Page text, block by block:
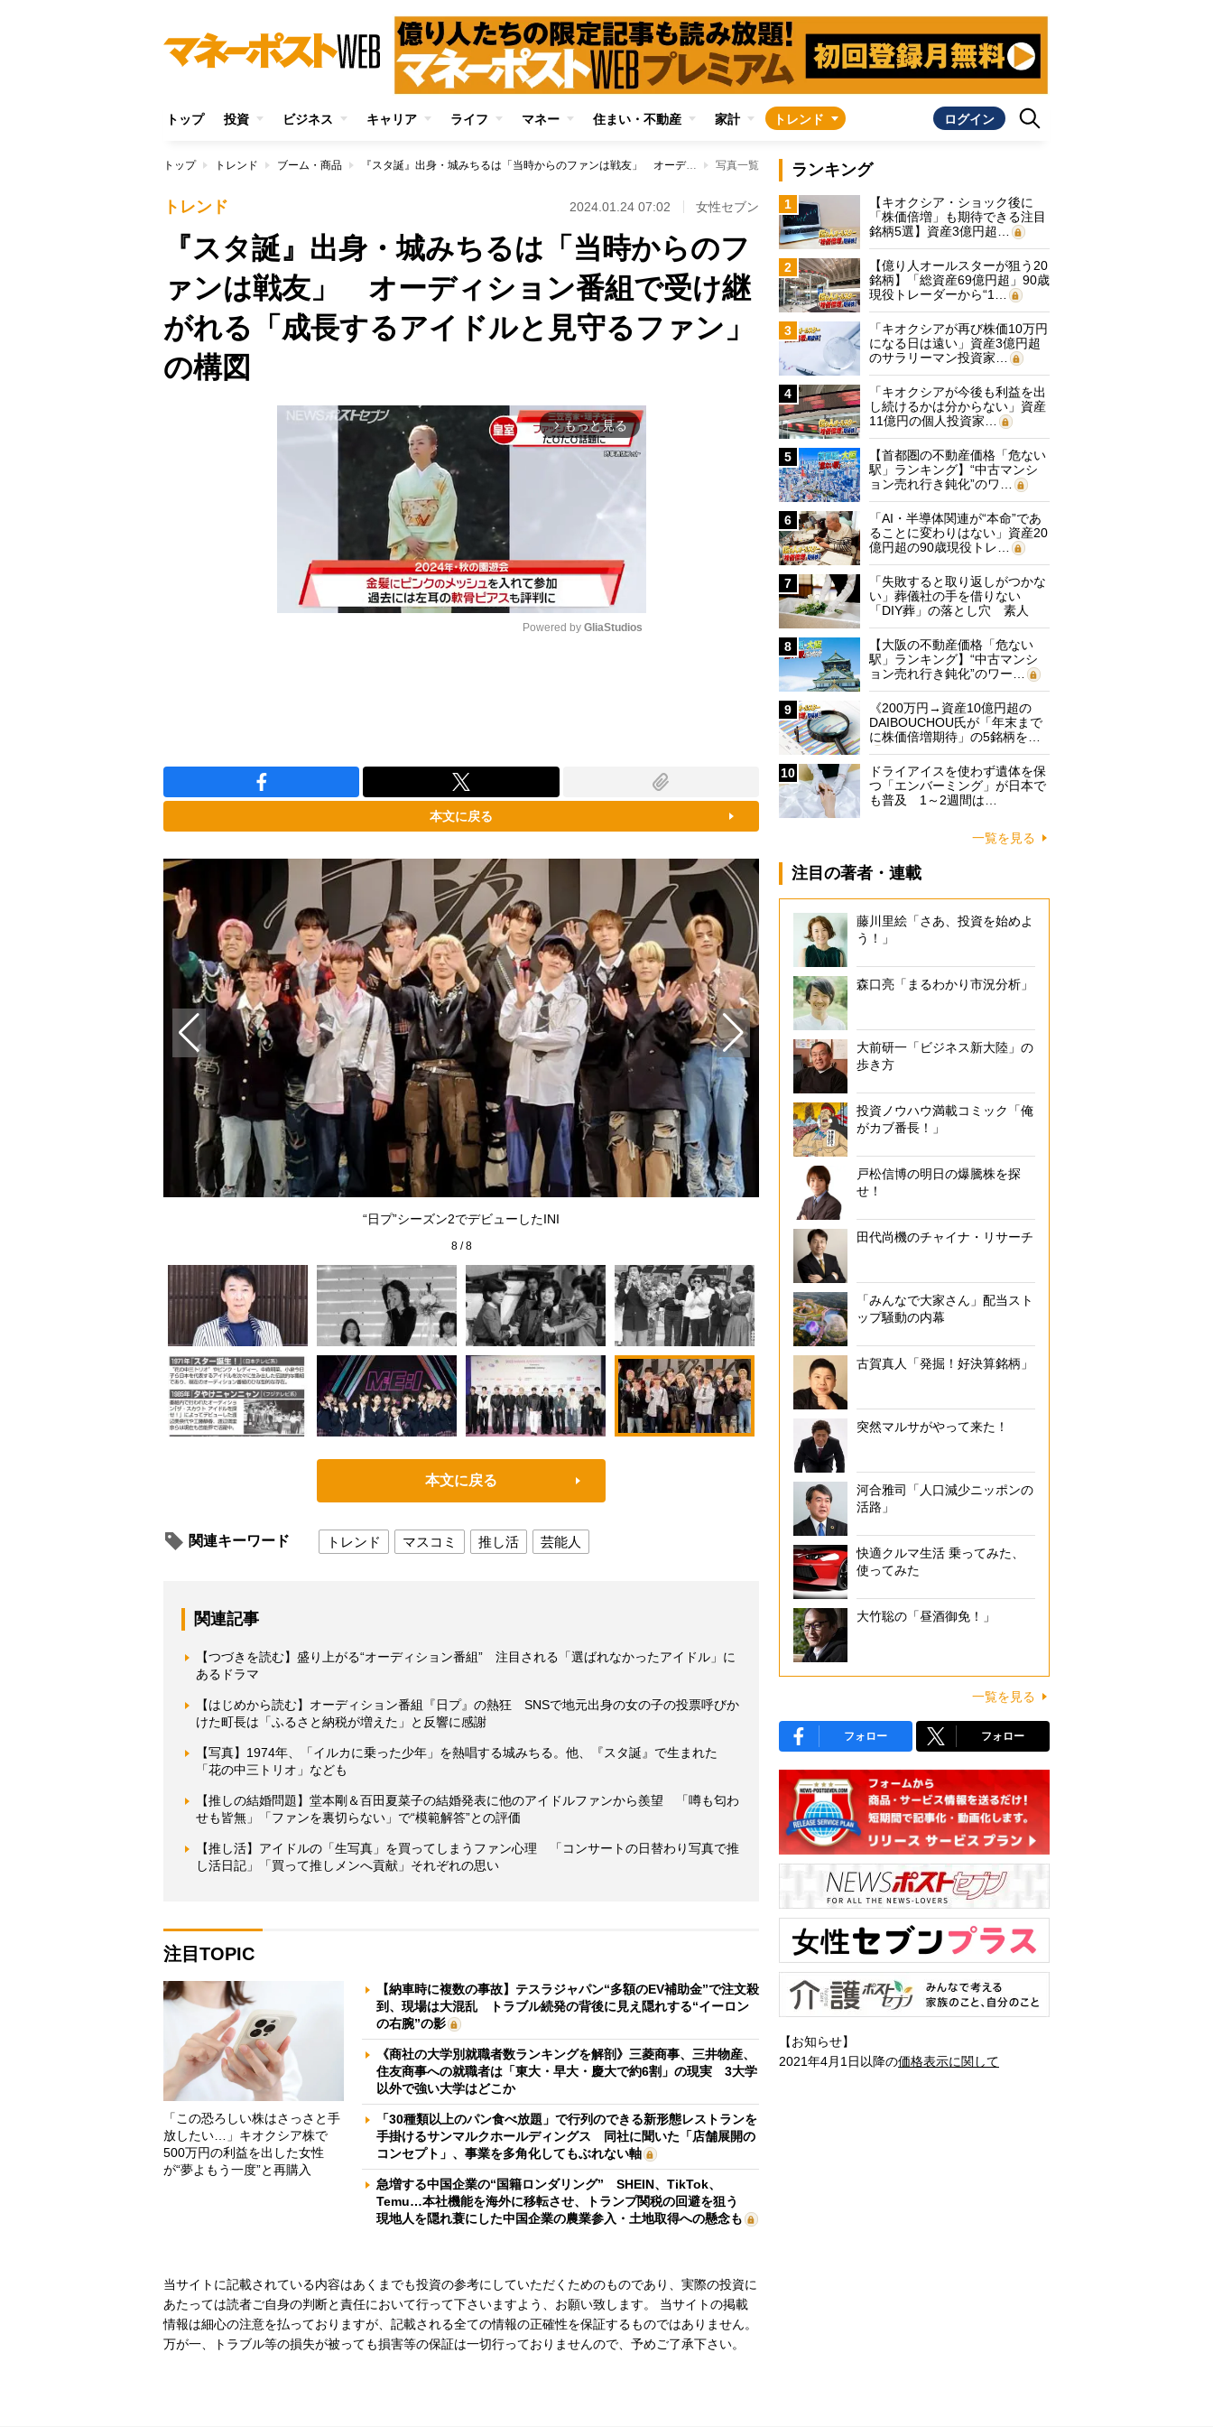
トップ 投資 ビジネス キャリア ライフ マネー 住まい・不動産 家計 トレンド ログイン
トップ トレンド ブーム・商品 『スタ誕』出身・城みちるは「当時からのファンは戦友」 オーディション番組で受け継がれる「成長するアイドルと見守るファン」の構図 写真一覧
トレンド 2024.01.24 07:02 女性セブン
『スタ誕』出身・城みちるは「当時からのフ
ァンは戦友」 オーディション番組で受け継
がれる「成長するアイドルと見守るファン」
の構図
arrow_forward_ios もっと見る
Powered by GliaStudios
本文に戻る
“日プ”シーズン2でデビューしたINI
8/8
本文に戻る
関連キーワード トレンド マスコミ 推し活 芸能人
関連記事
【つづきを読む】盛り上がる“オーディション番組” 注目される「選ばれなかったアイドル」に
あるドラマ
【はじめから読む】オーディション番組『日プ』の熱狂 SNSで地元出身の女の子の投票呼びか
けた町長は「ふるさと納税が増えた」と反響に感謝
【写真】1974年、「イルカに乗った少年」を熱唱する城みちる。他、『スタ誕』で生まれた
「花の中三トリオ」なども
【推しの結婚問題】堂本剛＆百田夏菜子の結婚発表に他のアイドルファンから羨望 「噂も匂わ
せも皆無」「ファンを裏切らない」で“模範解答”との評価
【推し活】アイドルの「生写真」を買ってしまうファン心理 「コンサートの日替わり写真で推
し活日記」「買って推しメンへ貢献」それぞれの思い
注目TOPIC
「この恐ろしい株はさっさと手
放したい…」キオクシア株で
500万円の利益を出した女性
が“夢よもう一度”と再購入
【納車時に複数の事故】テスラジャパン“多額のEV補助金”で注文殺
到、現場は大混乱 トラブル続発の背後に見え隠れする“イーロン
の右腕”の影
《商社の大学別就職者数ランキングを解剖》三菱商事、三井物産、
住友商事への就職者は「東大・早大・慶大で約6割」の現実 3大学
以外で強い大学はどこか
「30種類以上のパン食べ放題」で行列のできる新形態レストランを
手掛けるサンマルクホールディングス 同社に聞いた「店舗展開の
コンセプト」、事業を多角化してもぶれない軸
急増する中国企業の“国籍ロンダリング” SHEIN、TikTok、
Temu…本社機能を海外に移転させ、トランプ関税の回避を狙う
現地人を隠れ蓑にした中国企業の農業参入・土地取得への懸念も
当サイトに記載されている内容はあくまでも投資の参考にしていただくためのものであり、実際の投資に
あたっては読者ご自身の判断と責任において行って下さいますよう、お願い致します。 当サイトの掲載
情報は細心の注意を払っておりますが、記載される全ての情報の正確性を保証するものではありません。
万が一、トラブル等の損失が被っても損害等の保証は一切行っておりませんので、予めご了承下さい。
ランキング
1
【キオクシア・ショック後に
「株価倍増」も期待できる注目
銘柄5選】資産3億円超…
2
【億り人オールスターが狙う20
銘柄】「総資産69億円超」90歳
現役トレーダーから“1…
3
「キオクシアが再び株価10万円
になる日は遠い」資産3億円超
のサラリーマン投資家…
4
「キオクシアが今後も利益を出
し続けるかは分からない」資産
11億円の個人投資家…
5
【首都圏の不動産価格「危ない
駅」ランキング】“中古マンシ
ョン売れ行き鈍化”のワ…
6
「AI・半導体関連が“本命”であ
ることに変わりはない」資産20
億円超の90歳現役トレ…
7
「失敗すると取り返しがつかな
い」葬儀社の手を借りない
「DIY葬」の落とし穴 素人
に…
8
【大阪の不動産価格「危ない
駅」ランキング】“中古マンシ
ョン売れ行き鈍化”のワー…
9
《200万円→資産10億円超の
DAIBOUCHOU氏が「年末まで
に株価倍増期待」の5銘柄を…
10
ドライアイスを使わず遺体を保
つ「エンバーミング」が日本で
も普及 1～2週間は…
一覧を見る
注目の著者・連載
藤川里絵「さあ、投資を始めよ
う！」
森口亮「まるわかり市況分析」
大前研一「ビジネス新大陸」の
歩き方
投資ノウハウ満載コミック「俺
がカブ番長！」
戸松信博の明日の爆騰株を探
せ！
田代尚機のチャイナ・リサーチ
「みんなで大家さん」配当スト
ップ騒動の内幕
古賀真人「発掘！好決算銘柄」
突然マルサがやって来た！
河合雅司「人口減少ニッポンの
活路」
快適クルマ生活 乗ってみた、
使ってみた
大竹聡の「昼酒御免！」
一覧を見る
フォロー フォロー
【お知らせ】
2021年4月1日以降の価格表示に関して